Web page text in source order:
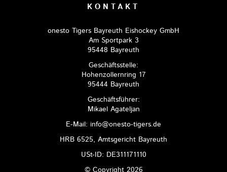
KONTAKT
onesto Tigers Bayreuth Eishockey GmbH
Am Sportpark 3
95448 Bayreuth
Geschäftsstelle:
Hohenzollernring 17
95444 Bayreuth
Geschäftsführer:
Mikael Agateljan
E-Mail: info@onesto-tigers.de
HRB 6525, Amtsgericht Bayreuth
USt-ID: DE311171110
© Copyright 2026